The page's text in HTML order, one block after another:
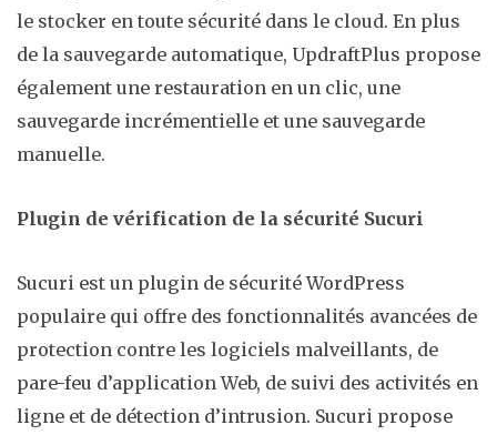
le stocker en toute sécurité dans le cloud. En plus
de la sauvegarde automatique, UpdraftPlus propose
également une restauration en un clic, une
sauvegarde incrémentielle et une sauvegarde
manuelle.
Plugin de vérification de la sécurité Sucuri
Sucuri est un plugin de sécurité WordPress
populaire qui offre des fonctionnalités avancées de
protection contre les logiciels malveillants, de
pare-feu d’application Web, de suivi des activités en
ligne et de détection d’intrusion. Sucuri propose